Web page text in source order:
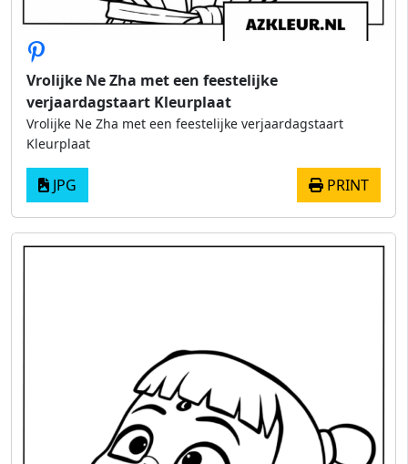
Vrolijke Ne Zha met een feestelijke
verjaardagstaart Kleurplaat
Vrolijke Ne Zha met een feestelijke verjaardagstaart
Kleurplaat
JPG PRINT